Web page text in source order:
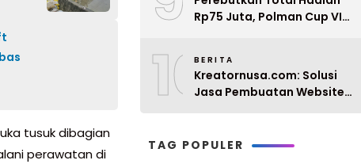
tusuk dibagian
perawatan di
Rp75 Juta, Polman Cup VI
10BERITA
Kreatornusa.com: Solusi
Jasa Pembuatan Website
TAG POPULER